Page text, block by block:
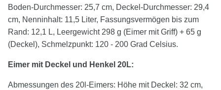
Boden-Durchmesser: 25,7 cm, Deckel-Durchmesser: 29,4
cm, Nenninhalt: 11,5 Liter, Fassungsvermögen bis zum
Rand: 12,1 L, Leergewicht 298 g (Eimer mit Griff) + 65 g
(Deckel), Schmelzpunkt: 120 - 200 Grad Celsius.
Eimer mit Deckel und Henkel 20L:
Abmessungen des 20l-Eimers: Höhe mit Deckel: 32 cm,